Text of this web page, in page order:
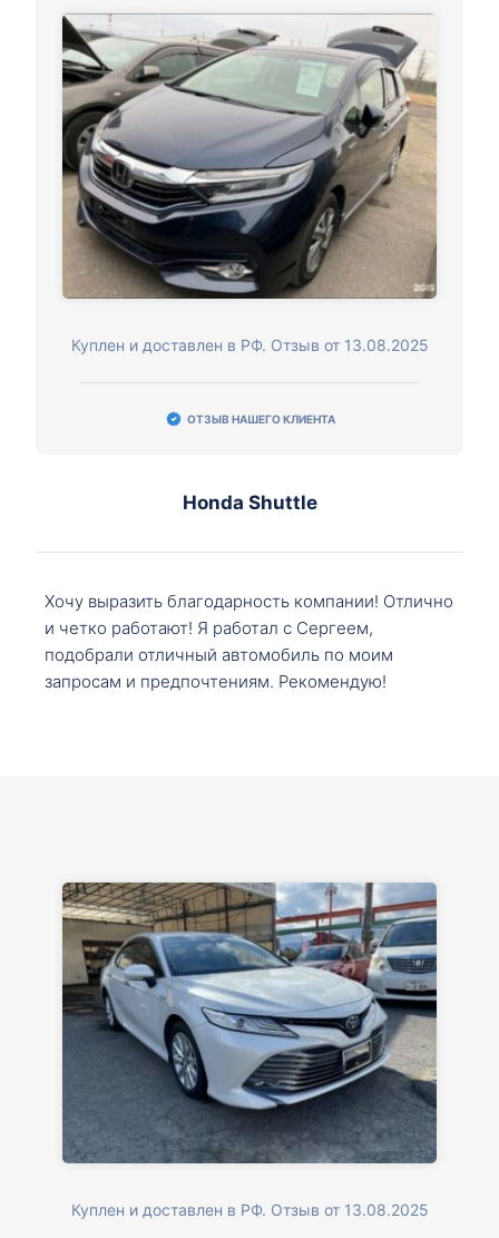
Куплен и доставлен в РФ. Отзыв от 13.08.2025
ОТЗЫВ НАШЕГО КЛИЕНТА
Honda Shuttle
Хочу выразить благодарность компании! Отлично
и четко работают! Я работал с Сергеем,
подобрали отличный автомобиль по моим
запросам и предпочтениям. Рекомендую!
Куплен и доставлен в РФ. Отзыв от 13.08.2025